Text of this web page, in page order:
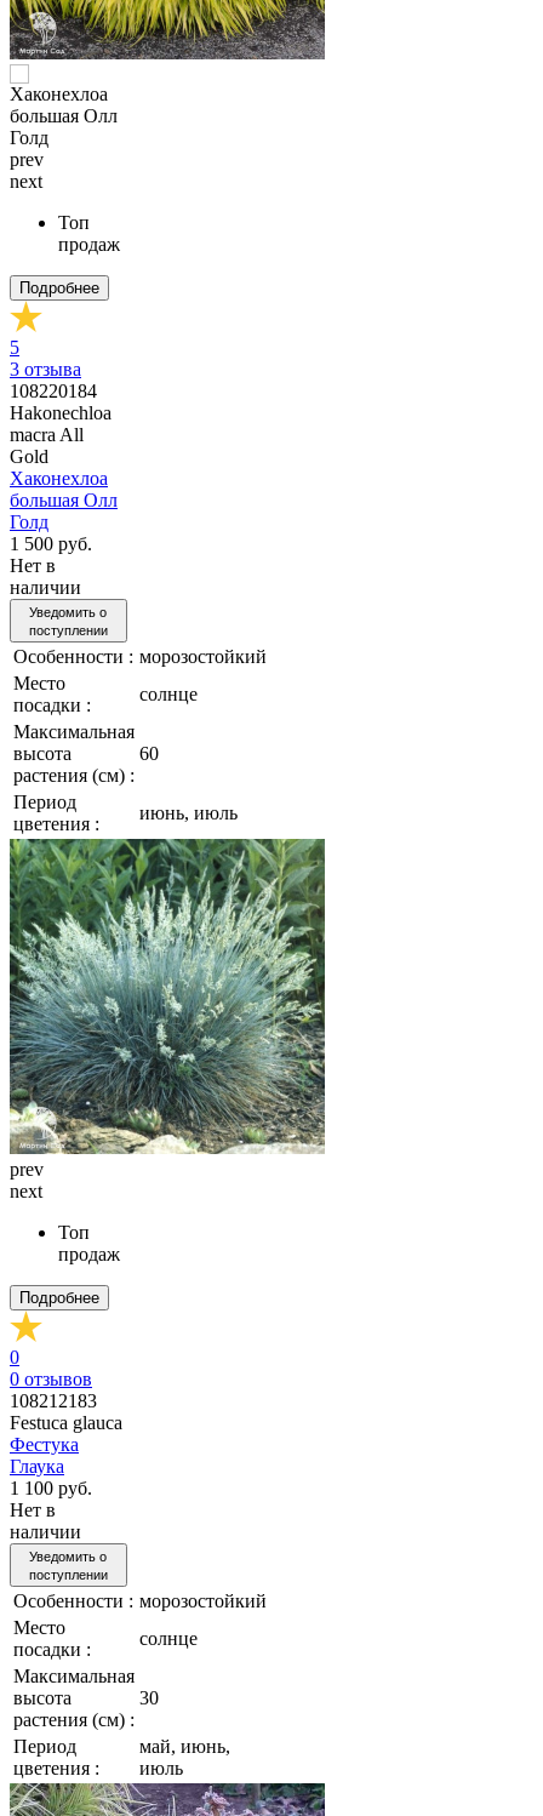
prev
next
Топ
продаж
Подробнее
5
3 отзыва
108220184
Hakonechloa
macra All
Gold
Хаконехлоа
большая Олл
Голд
1 500 руб.
Нет в
наличии
Уведомить о
поступлении
Особенности : морозостойкий
Место
посадки :
солнце
Максимальная
высота
растения (см) :
60
Период
цветения :
июнь, июль
prev
next
Топ
продаж
Подробнее
0
0 отзывов
108212183
Festuca glauca
Фестука
Глаука
1 100 руб.
Нет в
наличии
Уведомить о
поступлении
Особенности : морозостойкий
Место
посадки :
солнце
Максимальная
высота
растения (см) :
30
Период
цветения :
май, июнь,
июль